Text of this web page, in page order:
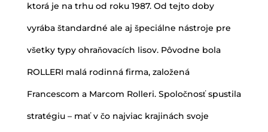
ktorá je na trhu od roku 1987. Od tejto doby
vyrába štandardné ale aj špeciálne nástroje pre
všetky typy ohraňovacích lisov. Pôvodne bola
ROLLERI malá rodinná firma, založená
Francescom a Marcom Rolleri. Spoločnosť spustila
stratégiu – mať v čo najviac krajinách svoje